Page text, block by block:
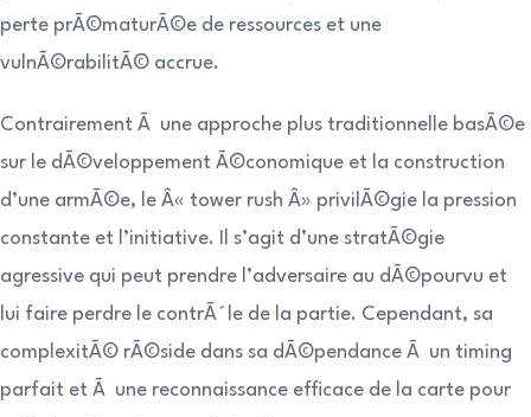
perte prÃ©maturÃ©e de ressources et une
vulnÃ©rabilitÃ© accrue.
Contrairement Ã une approche plus traditionnelle basÃ©e
sur le dÃ©veloppement Ã©conomique et la construction
d’une armÃ©e, le Â« tower rush Â» privilÃ©gie la pression
constante et l’initiative. Il s’agit d’une stratÃ©gie
agressive qui peut prendre l’adversaire au dÃ©pourvu et
lui faire perdre le contrÃ´le de la partie. Cependant, sa
complexitÃ© rÃ©side dans sa dÃ©pendance Ã un timing
parfait et Ã une reconnaissance efficace de la carte pour